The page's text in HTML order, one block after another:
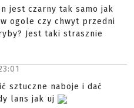
jest czarny tak samo jak
w ogole czy chwyt przedni
Jest taki strasznie
sztuczne naboje i dać
lans jak uj